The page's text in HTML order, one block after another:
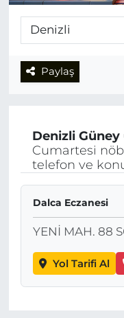
Paylaş
Denizli Güney
Cumartesi
telefon ve
Dalca Eczanesi
YENİ MAH. 88
Yol Tarifi Al